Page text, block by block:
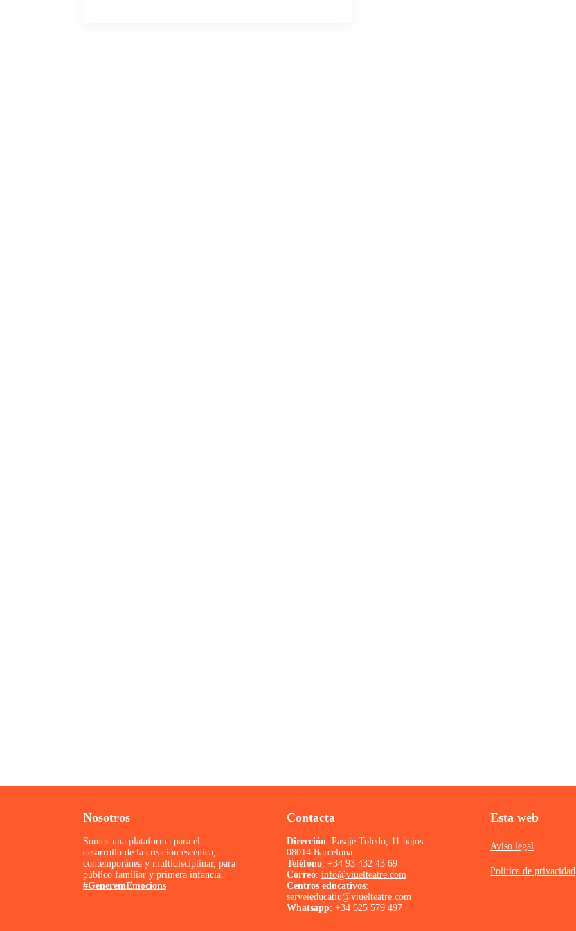
Nosotros
Somos una plataforma para el
desarrollo de la creación escénica,
contemporánea y multidisciplinar, para
público familiar y primera infancia.
#GeneremEmocions
Contacta
Dirección: Pasaje Toledo, 11 bajos.
08014 Barcelona
Teléfono: +34 93 432 43 69
Correo: info@viuelteatre.com
Centros educativos:
serveieducatiu@viuelteatre.com
Whatsapp: +34 625 579 497
Esta web
Aviso legal
Política de privacidad